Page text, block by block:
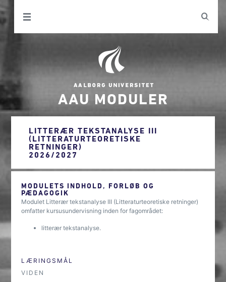
AAU MODULER
LITTERÆR TEKSTANALYSE III
(LITTERATURTEORETISKE
RETNINGER)
2026/2027
MODULETS INDHOLD, FORLØB OG
PÆDAGOGIK
Modulet Litterær tekstanalyse III (Litteraturteoretiske retninger)
omfatter kursusundervisning inden for fagområdet:
litterær tekstanalyse.
LÆRINGSMÅL
VIDEN